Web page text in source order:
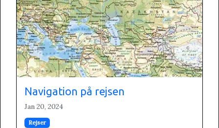
Navigation på rejsen
Jan 20, 2024
Rejser